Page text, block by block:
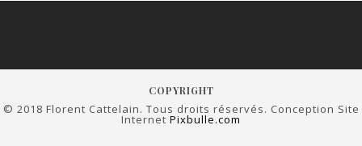
COPYRIGHT
© 2018 Florent Cattelain. Tous droits réservés. Conception Site
Internet Pixbulle.com